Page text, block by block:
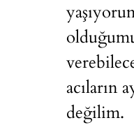
acıların
değilim.